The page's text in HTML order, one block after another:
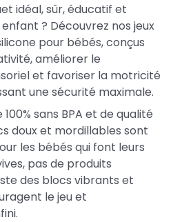
idéal, sûr, éducatif et
? Découvrez nos jeux
pour bébés, conçus
améliorer le
et favoriser la motricité
une sécurité maximale.
sans BPA et de qualité
doux et mordillables sont
les bébés qui font leurs
pas de produits
des blocs vibrants et
le jeu et